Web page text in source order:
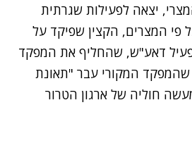
יצאה לפעילות שגרתית
פי המצרים, הקצין שפיקד על
דאע"ש, שהחליף את המפקד
שהמפקד המקורי עבר "תאונת
חוליה של ארגון הטרור